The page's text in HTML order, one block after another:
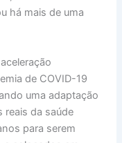
há mais de uma
de COVID-19
uma adaptação
reais da saúde
para serem